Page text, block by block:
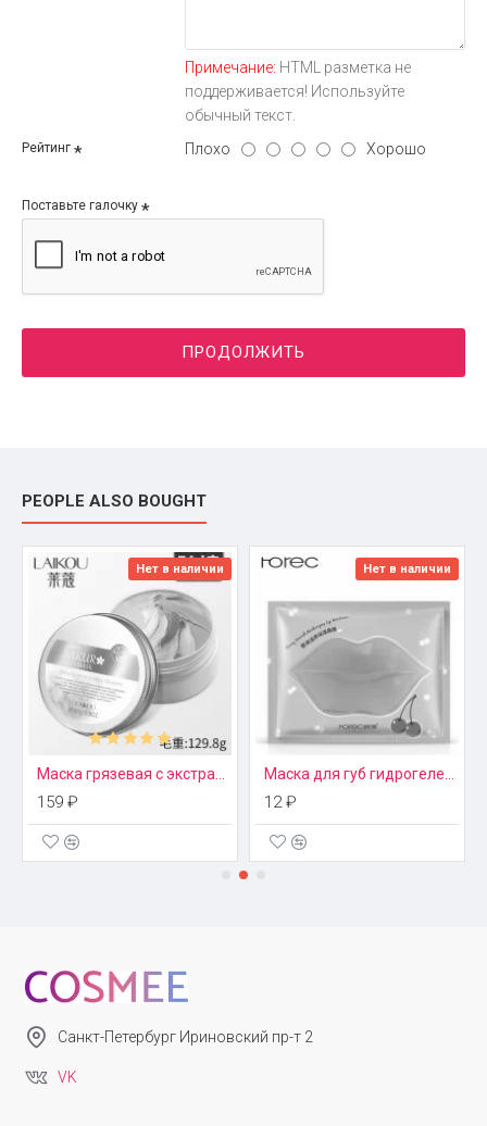
Примечание: HTML разметка не
поддерживается! Используйте
обычный текст.
Рейтинг Плохо Хорошо
Поставьте галочку
ПРОДОЛЖИТЬ
PEOPLE ALSO BOUGHT
Нет в наличии
159 ₽
Нет в наличии
12 ₽
Санкт-Петербург Ириновский пр-т 2
VK